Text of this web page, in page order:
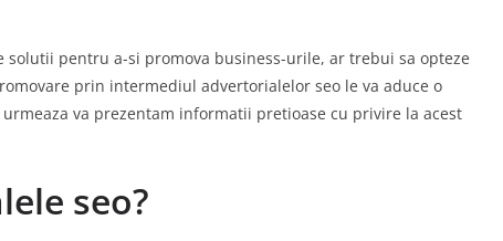
pentru a-si promova business-urile, ar trebui sa opteze
prin intermediul advertorialelor seo le va aduce o
va prezentam informatii pretioase cu privire la acest
seo?